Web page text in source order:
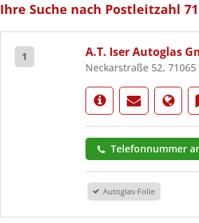
Ihre Suche nach Postleitzahl
1 A.T. Iser Autoglas
Neckarstraße 52,
Telefonnummer
Autoglas-Folie